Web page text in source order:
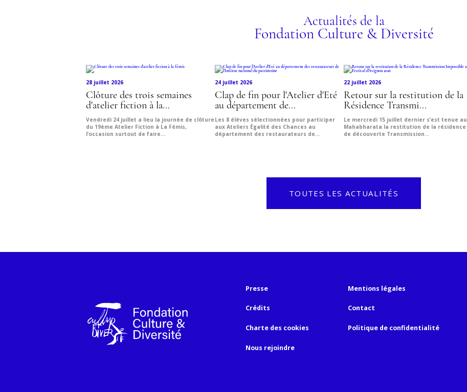
Actualités de la
Fondation Culture & Diversité
28 juillet 2026
Clôture des trois semaines
d'atelier fiction à la...
Vendredi 24 juillet a lieu la journée de clôture
du 19ème Atelier Fiction à La Fémis,
l’occasion surtout de faire...
24 juillet 2026
Clap de fin pour l'Atelier d'Eté
au département de...
Les 8 élèves sélectionnées pour participer
aux Ateliers Égalité des Chances au
département des restaurateurs de...
22 juillet 2026
Retour sur la restitution de la
Résidence Transmi...
Le mercredi 15 juillet dernier s’est tenue au
Mahabharata la restitution de la résidence
de découverte Transmission...
TOUTES LES ACTUALITÉS
Presse Mentions légales
Crédits Contact
Charte des cookies Politique de confidentialité
Nous rejoindre